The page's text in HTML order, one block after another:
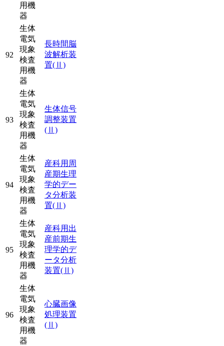
用機
器
92
生体
電気
現象
検査
用機
器
長時間脳
波解析装
置(Ⅱ)
93
生体
電気
現象
検査
用機
器
生体信号
調整装置
(Ⅱ)
94
生体
電気
現象
検査
用機
器
産科用周
産期生理
学的デー
タ分析装
置(Ⅱ)
95
生体
電気
現象
検査
用機
器
産科用出
産前期生
理学的デ
ータ分析
装置(Ⅱ)
96
生体
電気
現象
検査
用機
器
心臓画像
処理装置
(Ⅱ)